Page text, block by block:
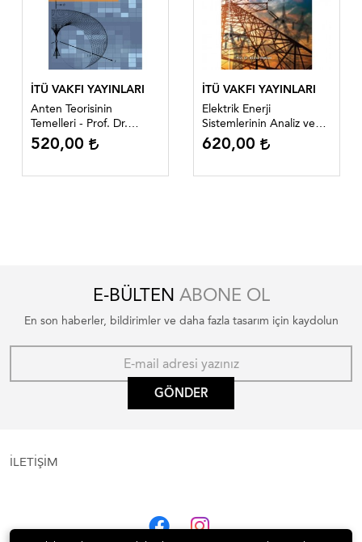
İTÜ VAKFI YAYINLARI
Anten Teorisinin
Temelleri - Prof. Dr.
Gökhan Uzgören, Prof.
Dr. Ali Alkumru
520,00
İTÜ VAKFI YAYINLARI
Elektrik Enerji
Sistemlerinin Analiz ve
Optimizasyona Dayalı
İşletilmesi - Prof. Dr.
620,00
E-BÜLTEN ABONE OL
En son haberler, bildirimler ve daha fazla tasarım için kaydolun
GÖNDER
İLETİŞİM